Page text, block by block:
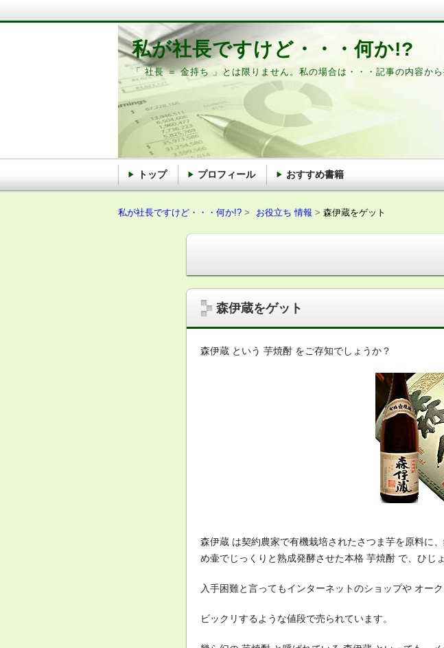
森伊蔵をゲット
森伊蔵 という 芋焼酎 をご存知でしょうか？
森伊蔵 は契約農家で有機栽培されたさつま芋を原料に
め壷でじっくりと熟成発酵させた本格 芋焼酎 で、ひじ
入手困難と言ってもインターネットのショップや オー
ビックリするような値段で売られています。
私が社長ですけど・・・何か!? お役立ち 情報 森伊蔵をゲット
私が社長ですけど・・・何か!?
「 社長 ＝ 金持ち 」とは限りません。私の場合は・・・記事の内容か
トップ プロフィール おすすめ書籍